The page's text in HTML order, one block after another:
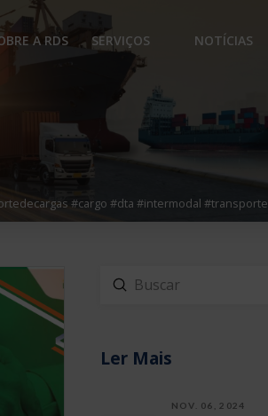
A RDS SERVIÇOS NOTÍCIAS
#cargo #dta #intermodal
Buscar
Enviar
Ler Mais
NOV. 06, 2024